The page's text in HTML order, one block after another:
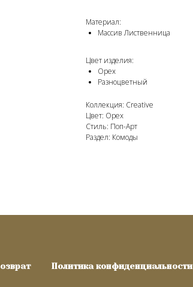
Материал:
Массив Лиственница
Цвет изделия:
Орех
Разноцветный
Коллекция: Creative
Цвет: Орех
Стиль: Поп-Арт
Раздел: Комоды
Политика конфиденциальности